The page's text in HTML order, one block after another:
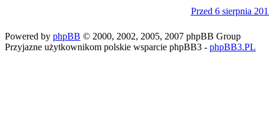
Przed 6 sierpnia
Powered by phpBB © 2000, 2002, 2005, 2007 phpBB Group
Przyjazne użytkownikom polskie wsparcie phpBB3 - phpBB3.PL